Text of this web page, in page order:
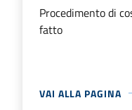
Procedimento di
fatto
VAI ALLA PAGINA